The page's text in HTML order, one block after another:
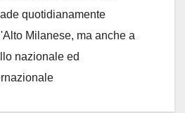
quotidianamente
Milanese, ma anche a
nazionale ed